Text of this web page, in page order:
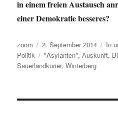
in einem freien Austausch
einer Demokratie besseres?
Autor
zoom
Veröffentlicht
am
2. September 2014 In
Politik
Schlagwörter
"Asylanten",Auskunft,
Sauerlandkurier,Winterberg